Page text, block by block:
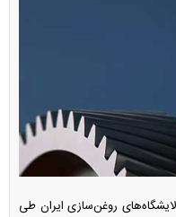
روغن‌سازی ایران طی